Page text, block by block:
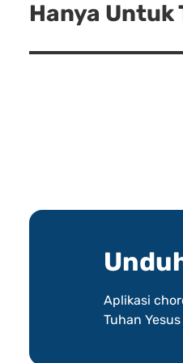
Next
Hanya
Aplikasi
Tuhan